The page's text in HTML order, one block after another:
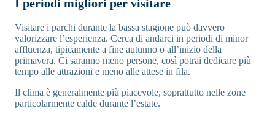
I periodi migliori per visitare
Visitare i parchi durante la bassa stagione può davvero
valorizzare l’esperienza. Cerca di andarci in periodi di minor
affluenza, tipicamente a fine autunno o all’inizio della
primavera. Ci saranno meno persone, così potrai dedicare più
tempo alle attrazioni e meno alle attese in fila.
Il clima è generalmente più piacevole, soprattutto nelle zone
particolarmente calde durante l’estate.